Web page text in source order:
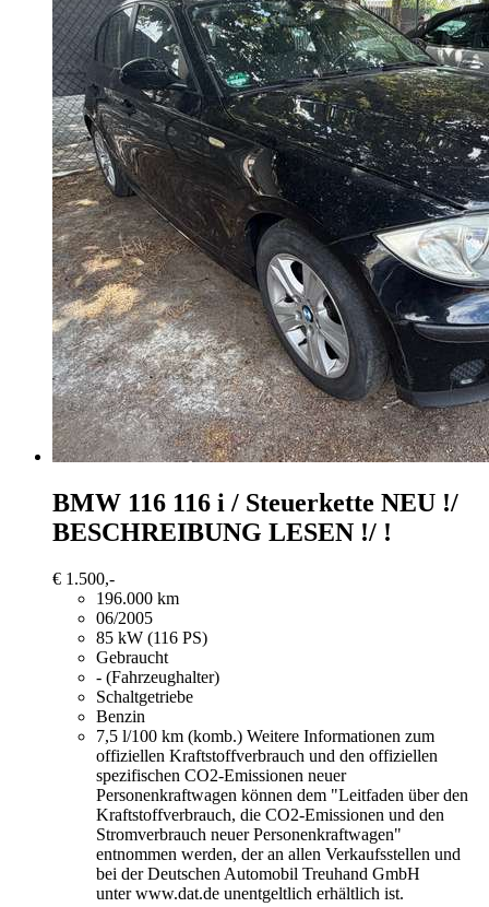
BMW 116 116 i / Steuerkette NEU !/
BESCHREIBUNG LESEN !/ !
€ 1.500,-
196.000 km
06/2005
85 kW (116 PS)
Gebraucht
- (Fahrzeughalter)
Schaltgetriebe
Benzin
7,5 l/100 km (komb.) Weitere Informationen zum
offiziellen Kraftstoffverbrauch und den offiziellen
spezifischen CO2-Emissionen neuer
Personenkraftwagen können dem "Leitfaden über den
Kraftstoffverbrauch, die CO2-Emissionen und den
Stromverbrauch neuer Personenkraftwagen"
entnommen werden, der an allen Verkaufsstellen und
bei der Deutschen Automobil Treuhand GmbH
unter www.dat.de unentgeltlich erhältlich ist.